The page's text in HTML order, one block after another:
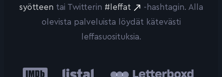
syötteen tai Twitterin #leffat
-hashtagin. Alla
olevista palveluista löydät kätevästi
leffasuosituksia.